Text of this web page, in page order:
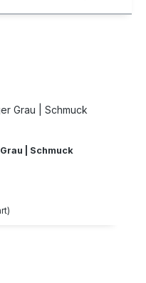
| Schmuck